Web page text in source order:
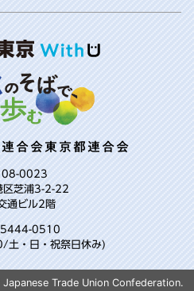
合会東京都連合会
0023
区芝浦3-2-22
通ビル2階
0510
・日・祝祭日休み)
Trade Union Confederation.